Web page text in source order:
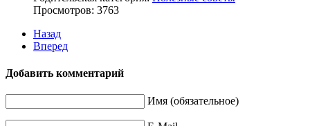
Просмотров: 3763
Назад
Вперед
Добавить комментарий
Имя (обязательное)